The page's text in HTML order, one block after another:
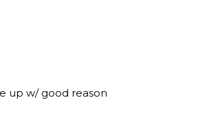
up w/ good reason